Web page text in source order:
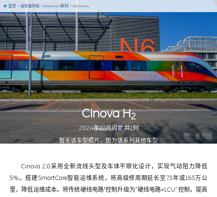
图 / 秦浩博
Cinova H2
2024年07月问世 共1列
暂无该车型照片，图为该系列其他车型
主页 动车组列车 Cinova 2.0系列 Cinova H2
Cinova 2.0采用全新流线头型及车体平顺化设计，实现气动阻力降低
5%。搭建SmartCare智能运维系统，将高级修周期延长至7.5年或165万公
里，降低运维成本。将传统硬线电路"控制升级为“硬线电路+LCU”控制，提高